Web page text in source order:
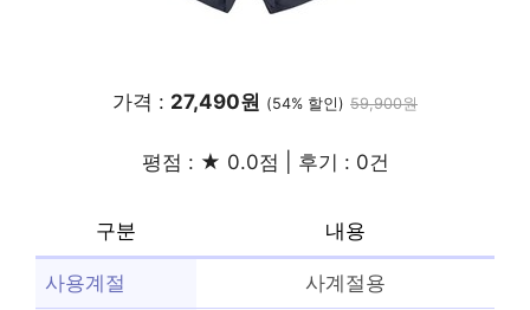
가격 : 27,490원 (54% 할인) 59,900원
평점 : ★ 0.0점 | 후기 : 0건
구분 내용
사용계절 사계절용